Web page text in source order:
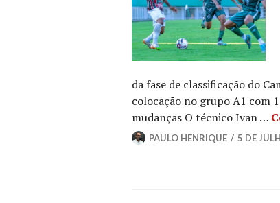
da fase de classificação do
colocação no grupo A1 com
mudanças O técnico Ivan …
PAULO HENRIQUE 5 DE